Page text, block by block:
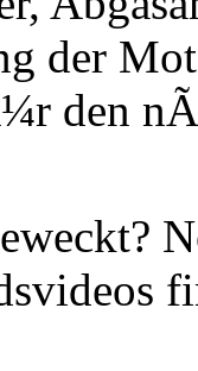
der
den